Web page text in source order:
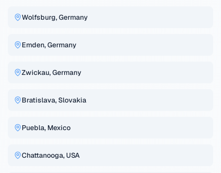
Wolfsburg, Germany
Emden, Germany
Zwickau, Germany
Bratislava, Slovakia
Puebla, Mexico
Chattanooga, USA